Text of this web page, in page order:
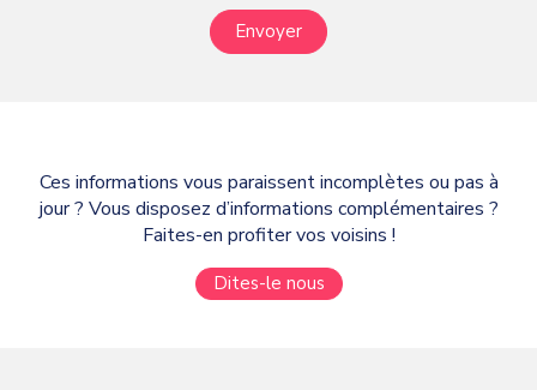
Envoyer
Ces informations vous paraissent incomplètes ou pas à
jour ? Vous disposez d’informations complémentaires ?
Faites-en profiter vos voisins !
Dites-le nous